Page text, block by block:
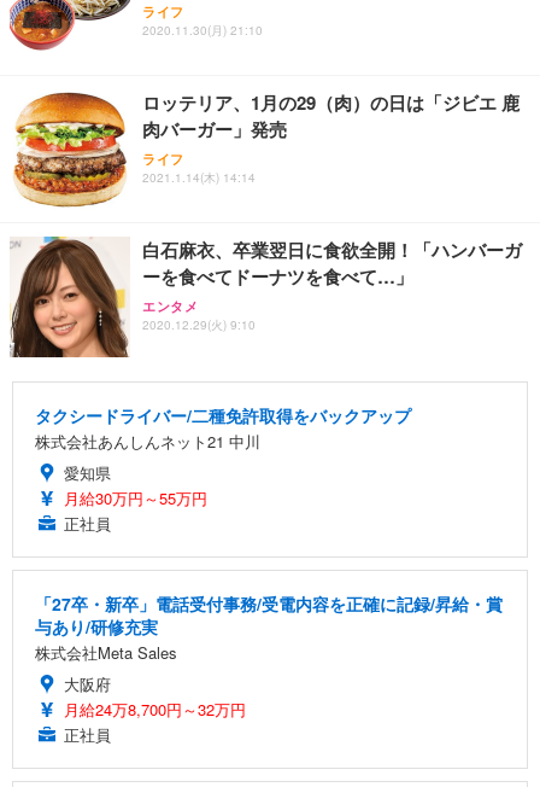
ライフ
2020.11.30(月) 21:10
ロッテリア、1月の29（肉）の日は「ジビエ 鹿
肉バーガー」発売
ライフ
2021.1.14(木) 14:14
白石麻衣、卒業翌日に食欲全開！「ハンバーガ
ーを食べてドーナツを食べて…」
エンタメ
2020.12.29(火) 9:10
タクシードライバー/二種免許取得をバックアップ
株式会社あんしんネット21 中川
愛知県
月給30万円～55万円
正社員
「27卒・新卒」電話受付事務/受電内容を正確に記録/昇給・賞
与あり/研修充実
株式会社Meta Sales
大阪府
月給24万8,700円～32万円
正社員